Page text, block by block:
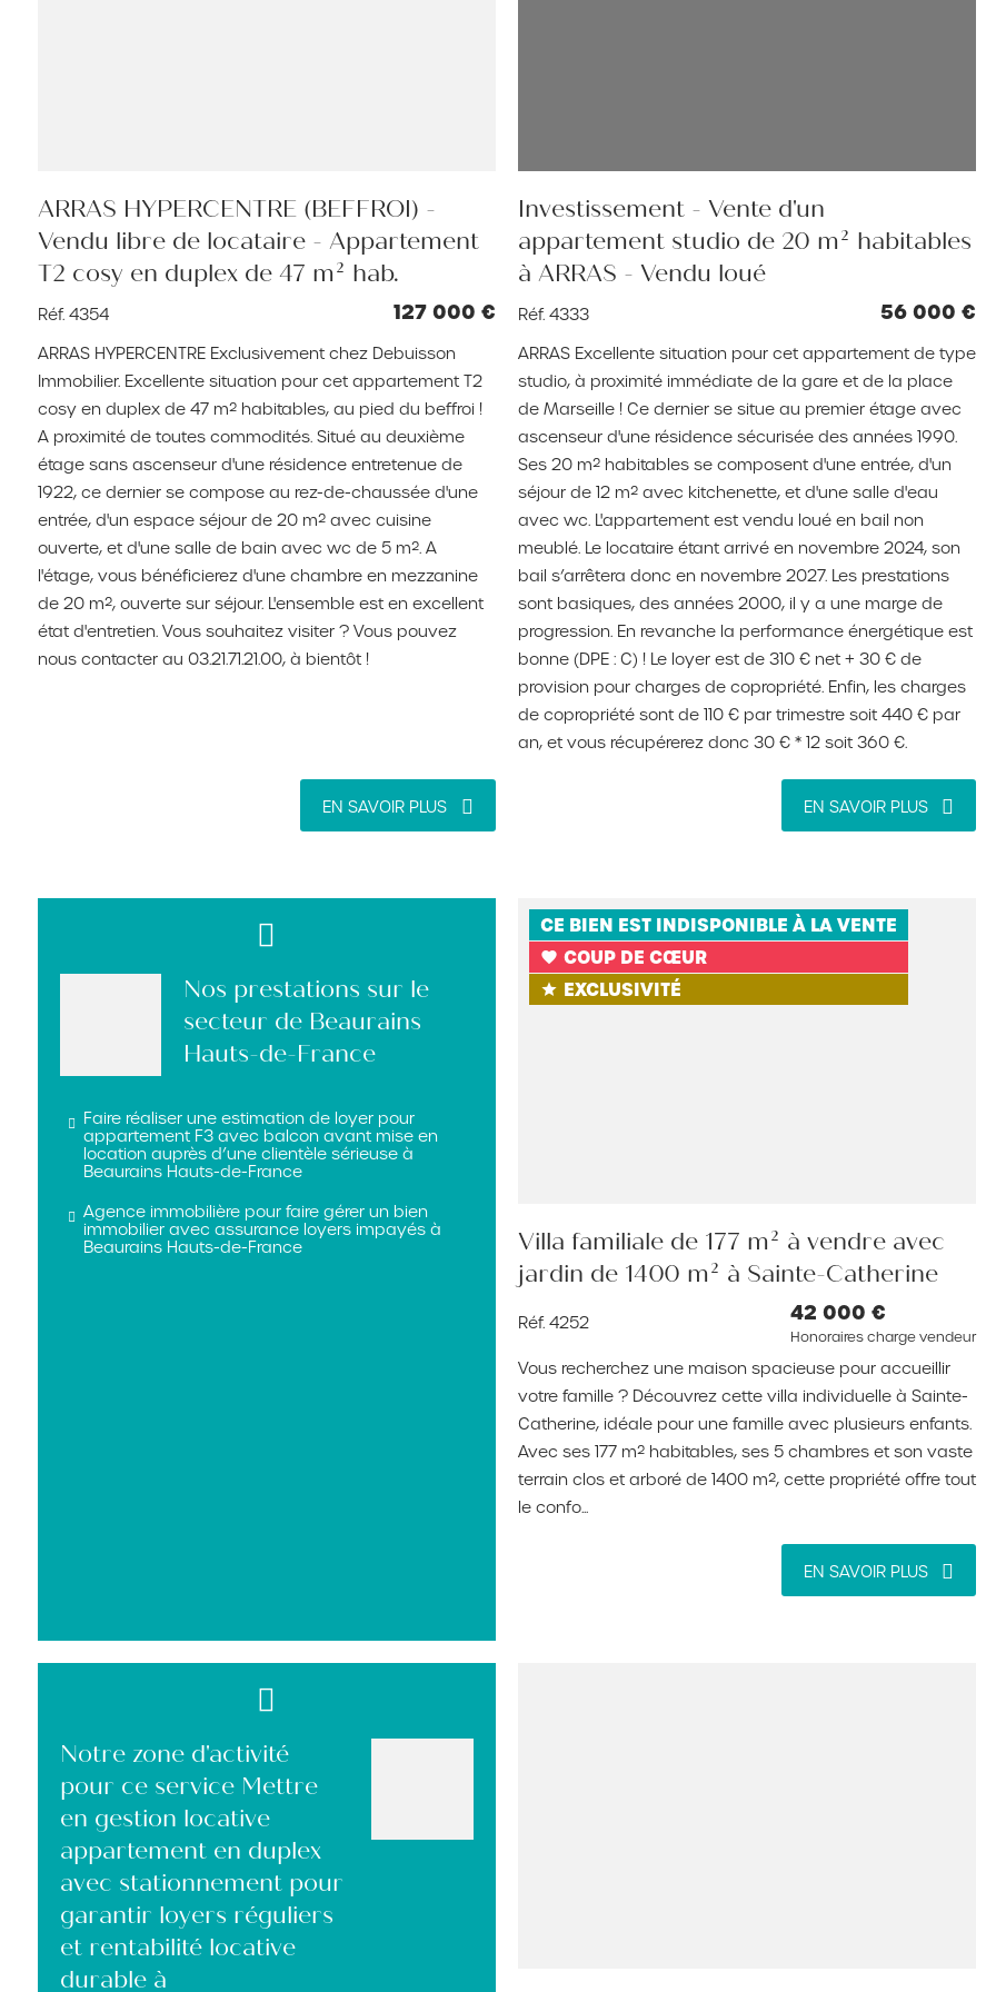
ARRAS HYPERCENTRE (BEFFROI) -
Vendu libre de locataire - Appartement
T2 cosy en duplex de 47 m² hab.
127 000 €
Réf. 4354
ARRAS HYPERCENTRE Exclusivement chez Debuisson
Immobilier. Excellente situation pour cet appartement T2
cosy en duplex de 47 m² habitables, au pied du beffroi !
A proximité de toutes commodités. Situé au deuxième
étage sans ascenseur d'une résidence entretenue de
1922, ce dernier se compose au rez-de-chaussée d'une
entrée, d'un espace séjour de 20 m² avec cuisine
ouverte, et d'une salle de bain avec wc de 5 m². A
l'étage, vous bénéficierez d'une chambre en mezzanine
de 20 m², ouverte sur séjour. L'ensemble est en excellent
état d'entretien. Vous souhaitez visiter ? Vous pouvez
nous contacter au 03.21.71.21.00, à bientôt !
EN SAVOIR PLUS
Investissement - Vente d'un
appartement studio de 20 m² habitables
à ARRAS - Vendu loué
56 000 €
Réf. 4333
ARRAS Excellente situation pour cet appartement de type
studio, à proximité immédiate de la gare et de la place
de Marseille ! Ce dernier se situe au premier étage avec
ascenseur d'une résidence sécurisée des années 1990.
Ses 20 m² habitables se composent d'une entrée, d'un
séjour de 12 m² avec kitchenette, et d'une salle d'eau
avec wc. L'appartement est vendu loué en bail non
meublé. Le locataire étant arrivé en novembre 2024, son
bail s’arrêtera donc en novembre 2027. Les prestations
sont basiques, des années 2000, il y a une marge de
progression. En revanche la performance énergétique est
bonne (DPE : C) ! Le loyer est de 310 € net + 30 € de
provision pour charges de copropriété. Enfin, les charges
de copropriété sont de 110 € par trimestre soit 440 € par
an, et vous récupérerez donc 30 € * 12 soit 360 €.
EN SAVOIR PLUS
Nos prestations sur le
secteur de Beaurains
Hauts-de-France
Faire réaliser une estimation de loyer pour
appartement F3 avec balcon avant mise en
location auprès d’une clientèle sérieuse à
Beaurains Hauts-de-France
Agence immobilière pour faire gérer un bien
immobilier avec assurance loyers impayés à
Beaurains Hauts-de-France
CE BIEN EST INDISPONIBLE À LA VENTE
favorite COUP DE CŒUR
star EXCLUSIVITÉ
Villa familiale de 177 m² à vendre avec
jardin de 1400 m² à Sainte-Catherine
42 000 €
Honoraires charge vendeur
Réf. 4252
Vous recherchez une maison spacieuse pour accueillir
votre famille ? Découvrez cette villa individuelle à Sainte-
Catherine, idéale pour une famille avec plusieurs enfants.
Avec ses 177 m² habitables, ses 5 chambres et son vaste
terrain clos et arboré de 1400 m², cette propriété offre tout
le confo...
EN SAVOIR PLUS
Notre zone d'activité
pour ce service Mettre
en gestion locative
appartement en duplex
avec stationnement pour
garantir loyers réguliers
et rentabilité locative
durable à